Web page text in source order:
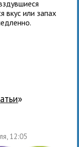
вкус или запах
»
12:05